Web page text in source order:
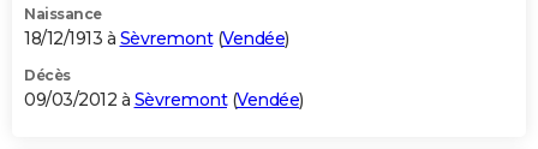
Naissance
18/12/1913 à Sèvremont(Vendée)
Décès
09/03/2012 à Sèvremont(Vendée)